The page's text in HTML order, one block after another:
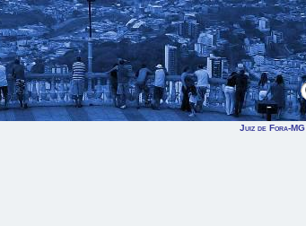
Juiz de Fora-MG